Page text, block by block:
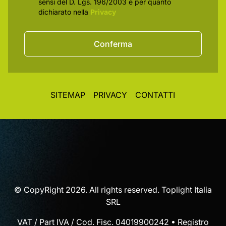
sensi del D. Lgs. 196/2003 e per quanto
dichiarato nella Privacy
Conferma
SITEMAP PRIVACY CONTATTI
© CopyRight 2026. All rights reserved. Toplight Italia
SRL
VAT / Part IVA / Cod. Fisc. 04019900242 • Registro